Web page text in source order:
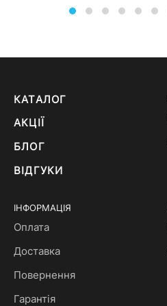
КАТАЛОГ
АКЦІЇ
БЛОГ
ВІДГУКИ
ІНФОРМАЦІЯ
Оплата
Доставка
Повернення
Гарантія